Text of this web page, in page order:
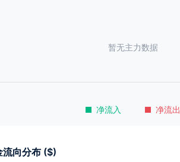
净流入 净流出
暂无主力数据
向分布 ($)